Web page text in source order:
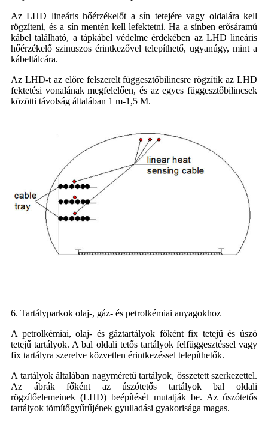
Az LHD lineáris hőérzékelőt a sín tetejére vagy oldalára kell
rögzíteni, és a sín mentén kell lefektetni. Ha a sínben erősáramú
kábel található, a tápkábel védelme érdekében az LHD lineáris
hőérzékelő szinuszos érintkezővel telepíthető, ugyanúgy, mint a
kábeltálcára.
Az LHD-t az előre felszerelt függesztőbilincsre rögzítik az LHD
fektetési vonalának megfelelően, és az egyes függesztőbilincsek
közötti távolság általában 1 m-1,5 M.
6. Tartályparkok olaj-, gáz- és petrolkémiai anyagokhoz
A petrolkémiai, olaj- és gáztartályok főként fix tetejű és úszó
tetejű tartályok. A bal oldali tetős tartályok felfüggesztéssel vagy
fix tartályra szerelve közvetlen érintkezéssel telepíthetők.
A tartályok általában nagyméretű tartályok, összetett szerkezettel.
Az ábrák főként az úszótetős tartályok bal oldali
rögzítőelemeinek (LHD) beépítését mutatják be. Az úszótetős
tartályok tömítőgyűrűjének gyulladási gyakorisága magas.